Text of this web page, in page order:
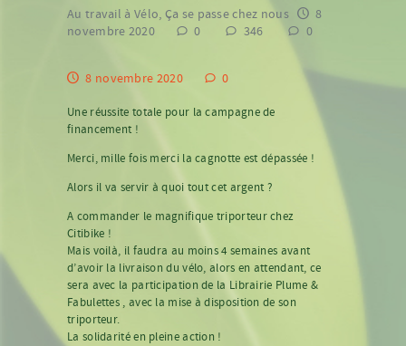
Au travail à Vélo, Ça se passe chez nous
8
novembre 2020
0 346 0
8 novembre 2020 0
Une réussite totale pour la campagne de
financement !
Merci, mille fois merci la cagnotte est dépassée !
Alors il va servir à quoi tout cet argent ?
A commander le magnifique triporteur chez
Citibike !
Mais voilà, il faudra au moins 4 semaines avant
d’avoir la livraison du vélo, alors en attendant, ce
sera avec la participation de la Librairie Plume &
Fabulettes , avec la mise à disposition de son
triporteur.
La solidarité en pleine action !